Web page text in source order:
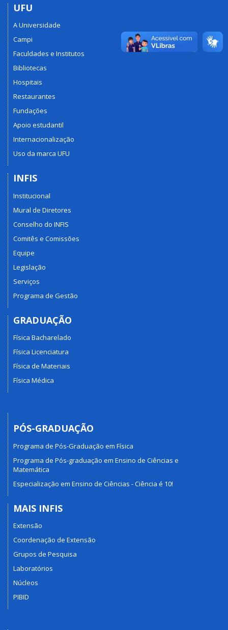
UFU
A Universidade
Campi
Faculdades e Institutos
Bibliotecas
Hospitais
Restaurantes
Fundações
Apoio estudantil
Internacionalização
Uso da marca UFU
INFIS
Institucional
Mural de Diretores
Conselho do INFIS
Comitês e Comissões
Equipe
Legislação
Serviços
Programa de Gestão
GRADUAÇÃO
Física Bacharelado
Física Licenciatura
Física de Materiais
Física Médica
PÓS-GRADUAÇÃO
Programa de Pós-Graduação em Física
Programa de Pós-graduação em Ensino de Ciências e
Matemática
Especialização em Ensino de Ciências - Ciência é 10!
MAIS INFIS
Extensão
Coordenação de Extensão
Grupos de Pesquisa
Laboratórios
Núcleos
PIBID